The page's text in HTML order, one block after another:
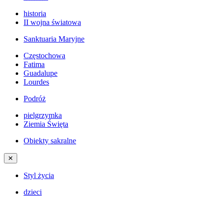
historia
II wojna światowa
Sanktuaria Maryjne
Częstochowa
Fatima
Guadalupe
Lourdes
Podróż
pielgrzymka
Ziemia Święta
Obiekty sakralne
✕
Styl życia
dzieci